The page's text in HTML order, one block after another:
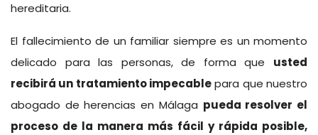
hereditaria.
El fallecimiento de un familiar siempre es un momento
delicado para las personas, de forma que usted
recibirá un tratamiento impecablepara que nuestro
abogado de herencias en Málaga pueda resolver el
proceso de la manera más fácil y rápida posible,